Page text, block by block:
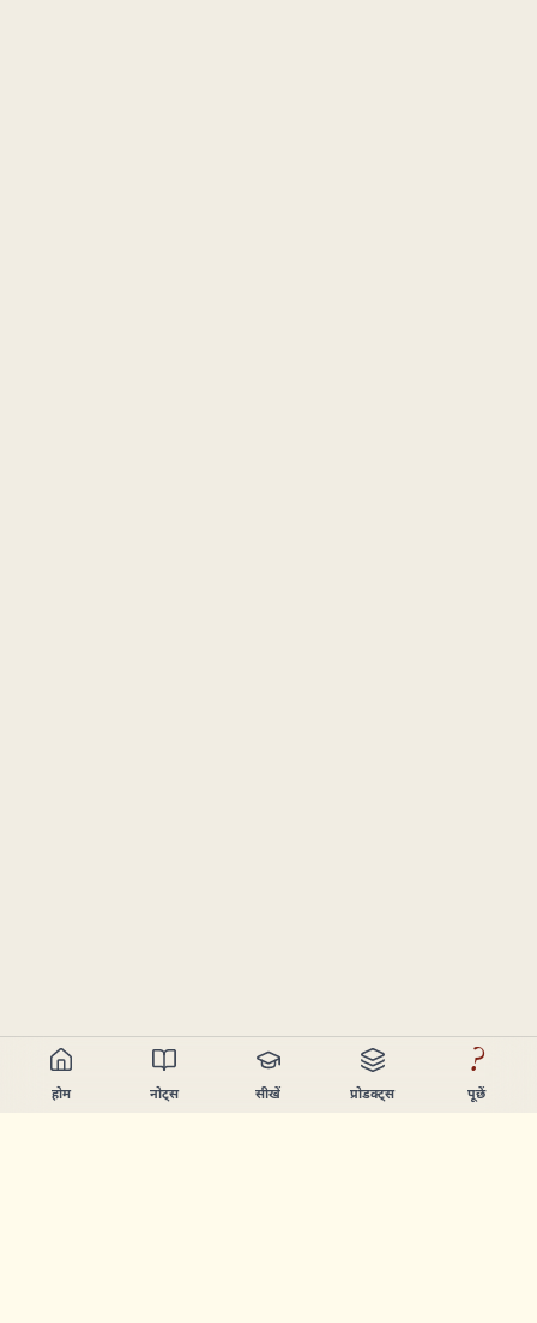
होम नोट्स सीखें प्रोडक्ट्स
?
पूछें